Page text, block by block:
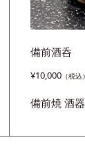
備前酒呑
¥10,000
備前焼 酒器